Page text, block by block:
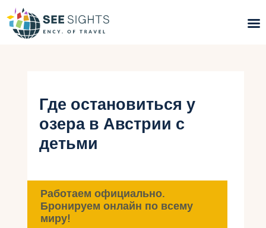
Горящие туры
Типы Туров
Страны
Инфо
Блог
Где остановиться у
озера в Австрии с
детьми
Работаем официально.
Бронируем онлайн по всему
миру!